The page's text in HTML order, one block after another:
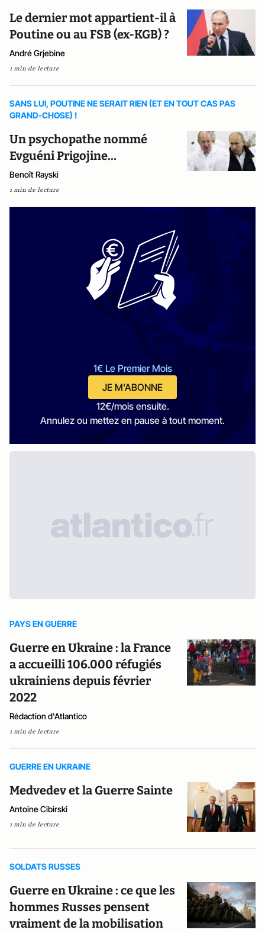
Le dernier mot appartient-il à
Poutine ou au FSB (ex-KGB) ?
André Grjebine
1 min de lecture
SANS LUI, POUTINE NE SERAIT RIEN (ET EN TOUT CAS PAS
GRAND-CHOSE) !
Un psychopathe nommé
Evguéni Prigojine…
Benoît Rayski
1 min de lecture
1€ Le Premier Mois
JE M'ABONNE
12€/mois ensuite.
Annulez ou mettez en pause à tout moment.
PAYS EN GUERRE
Guerre en Ukraine : la France
a accueilli 106.000 réfugiés
ukrainiens depuis février
2022
Rédaction d'Atlantico
1 min de lecture
GUERRE EN UKRAINE
Medvedev et la Guerre Sainte
Antoine Cibirski
1 min de lecture
SOLDATS RUSSES
Guerre en Ukraine : ce que les
hommes Russes pensent
vraiment de la mobilisation